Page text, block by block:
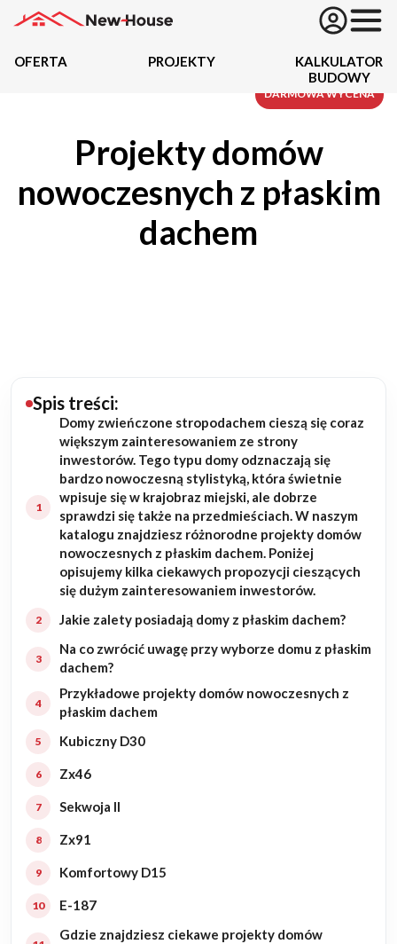
Działki
Budowa domu
Rezydencje
Rozbudowa
Remonty
Realizacje
Referencje
Filmy
KALKULATOR BUDOWY
BLOG
KONAKT
OFERTA PROJEKTY
KALKULATOR
BUDOWY
Projekty domów
nowoczesnych z płaskim
dachem
Spis treści:
Domy zwieńczone stropodachem cieszą się coraz
większym zainteresowaniem ze strony
inwestorów. Tego typu domy odznaczają się
bardzo nowoczesną stylistyką, która świetnie
wpisuje się w krajobraz miejski, ale dobrze
sprawdzi się także na przedmieściach. W naszym
katalogu znajdziesz różnorodne projekty domów
nowoczesnych z płaskim dachem. Poniżej
opisujemy kilka ciekawych propozycji cieszących
się dużym zainteresowaniem inwestorów.
Jakie zalety posiadają domy z płaskim dachem?
Na co zwrócić uwagę przy wyborze domu z płaskim
dachem?
Przykładowe projekty domów nowoczesnych z
płaskim dachem
Kubiczny D30
Zx46
Sekwoja II
Zx91
Komfortowy D15
E-187
Gdzie znajdziesz ciekawe projekty domów
DARMOWA WYCENA